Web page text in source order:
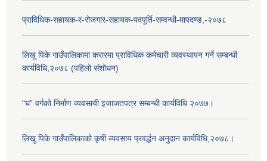
प्राविधिक-सहायक-र-रोजगार-सहायक-पदपूर्ति-सम्वन्धी-मापदण्ड,-२०७८
लिखु पिके गाउँपालिकामा करारमा प्राविधिक कर्मचारी व्यवस्थापन गर्ने सम्बन्धी
कार्यविधि,२०७८ (पहिलो संशोधन)
“घ” वर्गको निर्माण व्यवसायी इजाजतपत्र सम्बन्धी कार्यविधि २०७७।
लिखु पिके गाउँपालिकाको कृषी व्यवसाय प्रवर्द्धन अनुदान कार्यविधि,२०७८।